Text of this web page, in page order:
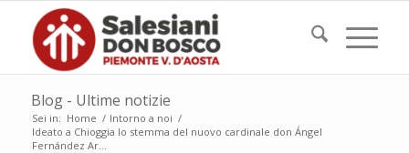
Blog - Ultime notizie
Sei in: Home / Intorno a noi /
Ideato a Chioggia lo stemma del nuovo cardinale don Ángel
Fernández Ar...